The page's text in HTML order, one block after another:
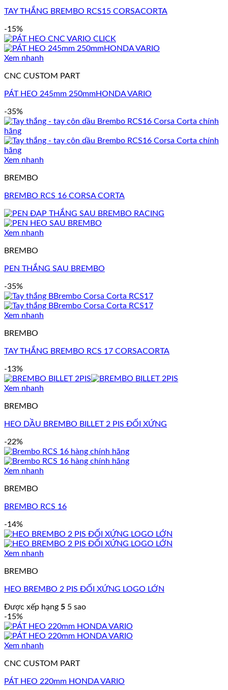
TAY THẮNG BREMBO RCS15 CORSACORTA
-15%
Xem nhanh
CNC CUSTOM PART
PÁT HEO 245mm 250mmHONDA VARIO
-35%
Xem nhanh
BREMBO
BREMBO RCS 16 CORSA CORTA
Xem nhanh
BREMBO
PEN THẮNG SAU BREMBO
-35%
Xem nhanh
BREMBO
TAY THẮNG BREMBO RCS 17 CORSACORTA
-13%
Xem nhanh
BREMBO
HEO DẦU BREMBO BILLET 2 PIS ĐỐI XỨNG
-22%
Xem nhanh
BREMBO
BREMBO RCS 16
-14%
Xem nhanh
BREMBO
HEO BREMBO 2 PIS ĐỐI XỨNG LOGO LỚN
Được xếp hạng 5 5 sao
-15%
Xem nhanh
CNC CUSTOM PART
PÁT HEO 220mm HONDA VARIO